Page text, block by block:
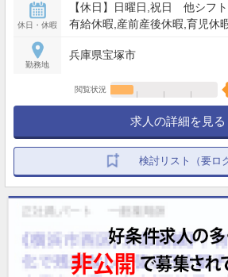
休日・休暇
【休日】日曜日,祝日 他シフ
有給休暇,産前産後休暇,育児
勤務地
兵庫県宝塚市
閲覧状況
求人の詳細を見る
検討リスト（要ロ